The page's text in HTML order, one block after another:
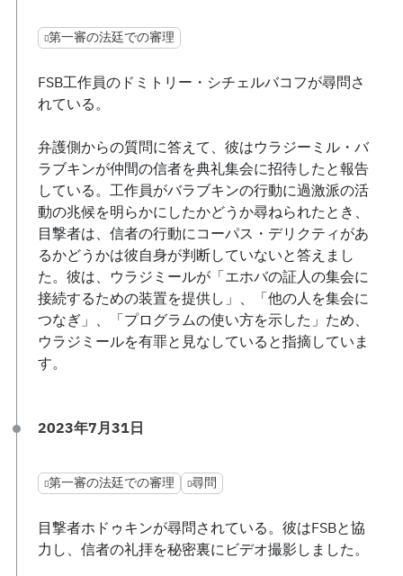
第一審の法廷での審理
FSB工作員のドミトリー・シチェルバコフが尋問さ
れている。
弁護側からの質問に答えて、彼はウラジーミル・バ
ラブキンが仲間の信者を典礼集会に招待したと報告
している。工作員がバラブキンの行動に過激派の活
動の兆候を明らかにしたかどうか尋ねられたとき、
目撃者は、信者の行動にコーパス・デリクティがあ
るかどうかは彼自身が判断していないと答えまし
た。彼は、ウラジミールが「エホバの証人の集会に
接続するための装置を提供し」、「他の人を集会に
つなぎ」、「プログラムの使い方を示した」ため、
ウラジミールを有罪と見なしていると指摘していま
す。
2023年7月31日
第一審の法廷での審理 尋問
目撃者ホドゥキンが尋問されている。彼はFSBと協
力し、信者の礼拝を秘密裏にビデオ撮影しました。